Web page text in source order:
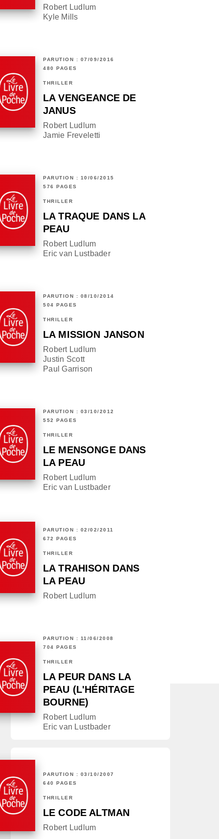
Robert Ludlum
Kyle Mills
PARUTION : 07/09/2016
480 PAGES
THRILLER
LA VENGEANCE DE
JANUS
Robert Ludlum
Jamie Freveletti
PARUTION : 10/06/2015
576 PAGES
THRILLER
LA TRAQUE DANS LA
PEAU
Robert Ludlum
Eric van Lustbader
PARUTION : 08/10/2014
504 PAGES
THRILLER
LA MISSION JANSON
Robert Ludlum
Justin Scott
Paul Garrison
PARUTION : 03/10/2012
552 PAGES
THRILLER
LE MENSONGE DANS
LA PEAU
Robert Ludlum
Eric van Lustbader
PARUTION : 02/02/2011
672 PAGES
THRILLER
LA TRAHISON DANS
LA PEAU
Robert Ludlum
PARUTION : 11/06/2008
704 PAGES
THRILLER
LA PEUR DANS LA
PEAU (L'HÉRITAGE
BOURNE)
Robert Ludlum
Eric van Lustbader
PARUTION : 03/10/2007
640 PAGES
THRILLER
LE CODE ALTMAN
Robert Ludlum